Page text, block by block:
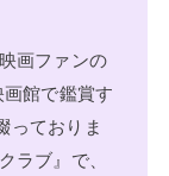
画ファンの
館で鑑賞す
っておりま
ラブ』で、